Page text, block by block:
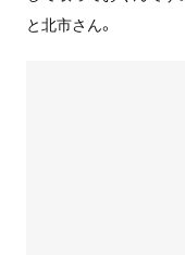
と北市さん。